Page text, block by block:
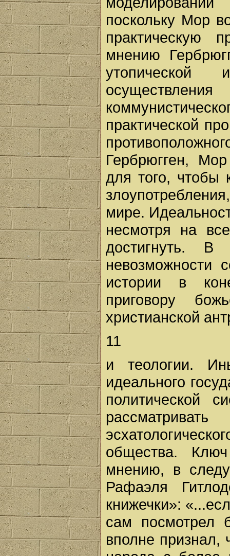
поскольку Мор
практическую
мнению
утопической
практической
Гербрюгген,
для того, чтобы
мире.
несмотря на
достигнуть. В
невозможности
истории в
приговору
христианской
11
и теологии.
идеального
политической
общества.
мнению, в
Рафаэля
книжечки»:
сам
вполне признал,